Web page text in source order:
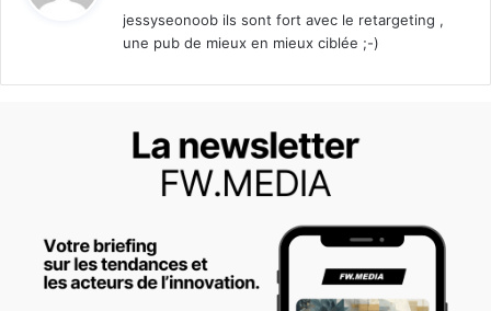
:
jessyseonoob ils sont fort avec le retargeting ,
une pub de mieux en mieux ciblée ;-)